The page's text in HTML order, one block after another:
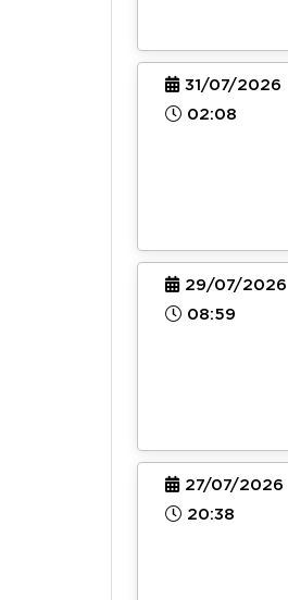
31/07/2026
02:08
29/07/2026
08:59
27/07/2026
20:38